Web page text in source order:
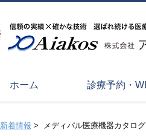
ホーム 診療予約・
新着情報 > メディパル医療機器カタロ